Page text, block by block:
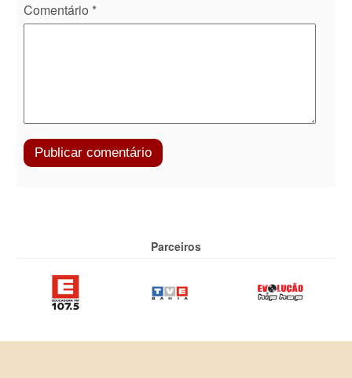
Comentário *
Parceiros